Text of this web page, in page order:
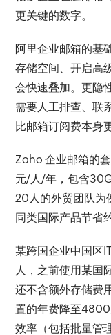
更关键的数字。
阿里企业邮箱的基
存储空间、开启高
会快速叠加。更隐
需要人工排查、联
比邮箱订阅费本身
Zoho 企业邮箱的
元/人/年，包含
20人的外贸团队为
同类国际产品节省
某跨国企业中国区
人，之前使用某国
还不含额外存储费
置的年费降至
效率（包括批量管